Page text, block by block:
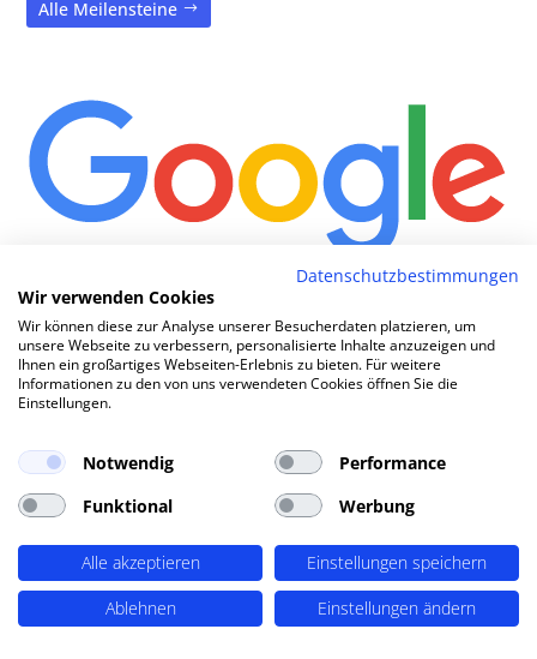
Alle Meilensteine
TOP SEO DURCH DYNAMISCHE INHALTE
SEO-Agentur Deggendorf ?
PERIMETRIK®!
PERIMETRIK® hat eine besonders erfolgreiche SEO
Methode entwickelt, die alle wesentlichen Bereiche
abdeckt: Recherche und Konzeption, technische
Optimierung, redaktionellen Support und regelmäßiges
SEO Monitoring. Unsere SEO-Leistungen umfassen u.A.:
Datenschutzbestimmungen
Wir verwenden Cookies
Wir können diese zur Analyse unserer Besucherdaten platzieren, um
unsere Webseite zu verbessern, personalisierte Inhalte anzuzeigen und
Ihnen ein großartiges Webseiten-Erlebnis zu bieten. Für weitere
Informationen zu den von uns verwendeten Cookies öffnen Sie die
Einstellungen.
Notwendig
Performance
Funktional
Werbung
Alle akzeptieren
Einstellungen speichern
Ablehnen
Einstellungen ändern